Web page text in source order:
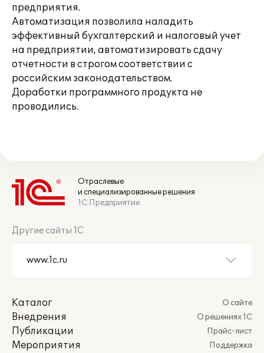
предприятия.
Автоматизация позволила наладить
эффективный бухгалтерский и налоговый учет
на предприятии, автоматизировать сдачу
отчетности в строгом соответствии с
российским законодательством.
Доработки программного продукта не
проводились.
Отраслевые
и специализированные решения
1С:Предприятие
Другие сайты 1С
Каталог
Внедрения
Публикации
Мероприятия
О сайте
О решениях 1С
Прайс-лист
Поддержка